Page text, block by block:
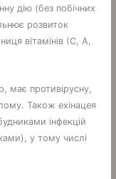
дію (без побічних
розвиток
вітамінів (С, А,
має противірусну,
Також ехінацея
інфекцій
у тому числі